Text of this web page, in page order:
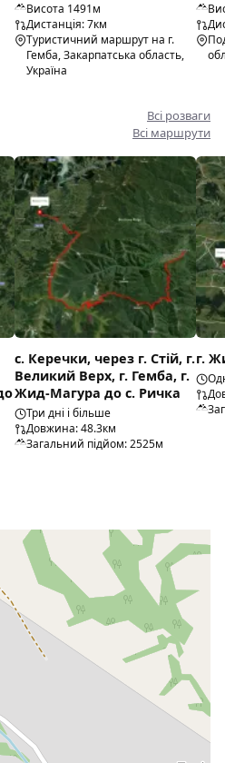
Висота 1491м
Дистанція: 7км
Туристичний маршрут на г.
Гемба, Закарпатська область,
Україна
Всі розваги
Всі маршрути
с. Керечки, через г. Стій, г.
Великий Верх, г. Гемба, г.
Жид-Магура до с. Ричка
Три дні і більше
Довжина: 48.3км
Загальний підйом: 2525м
г.